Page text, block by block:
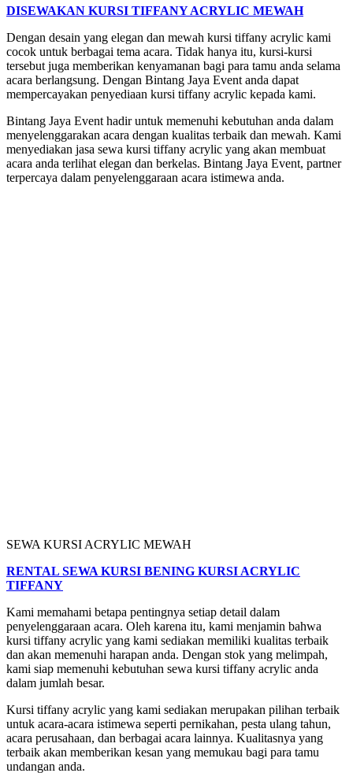
DISEWAKAN KURSI TIFFANY ACRYLIC MEWAH
Dengan desain yang elegan dan mewah kursi tiffany acrylic kami
cocok untuk berbagai tema acara. Tidak hanya itu, kursi-kursi
tersebut juga memberikan kenyamanan bagi para tamu anda selama
acara berlangsung. Dengan Bintang Jaya Event anda dapat
mempercayakan penyediaan kursi tiffany acrylic kepada kami.
Bintang Jaya Event hadir untuk memenuhi kebutuhan anda dalam
menyelenggarakan acara dengan kualitas terbaik dan mewah. Kami
menyediakan jasa sewa kursi tiffany acrylic yang akan membuat
acara anda terlihat elegan dan berkelas. Bintang Jaya Event, partner
terpercaya dalam penyelenggaraan acara istimewa anda.
SEWA KURSI ACRYLIC MEWAH
RENTAL SEWA KURSI BENING KURSI ACRYLIC
TIFFANY
Kami memahami betapa pentingnya setiap detail dalam
penyelenggaraan acara. Oleh karena itu, kami menjamin bahwa
kursi tiffany acrylic yang kami sediakan memiliki kualitas terbaik
dan akan memenuhi harapan anda. Dengan stok yang melimpah,
kami siap memenuhi kebutuhan sewa kursi tiffany acrylic anda
dalam jumlah besar.
Kursi tiffany acrylic yang kami sediakan merupakan pilihan terbaik
untuk acara-acara istimewa seperti pernikahan, pesta ulang tahun,
acara perusahaan, dan berbagai acara lainnya. Kualitasnya yang
terbaik akan memberikan kesan yang memukau bagi para tamu
undangan anda.